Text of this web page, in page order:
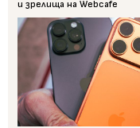
и зрелища на Webcafe